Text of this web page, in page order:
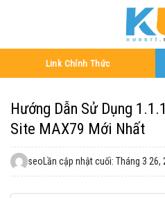
Link Chính Thức
Hướng Dẫn Sử Dụng
Site MAX79 Mới Nhất
seo Lần cập nhật cuối: Tháng 3 26,